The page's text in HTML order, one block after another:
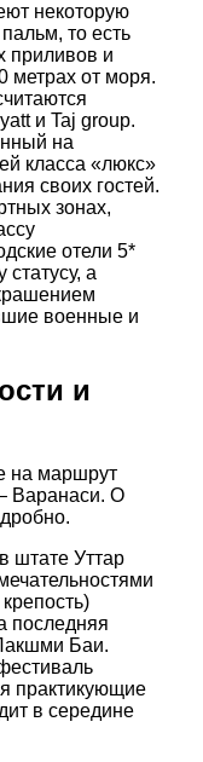
некоторую
то есть
приливов и
метрах от моря.
и Taj group.
на
класса «люкс»
своих гостей.
зонах,
отели 5*
а
военные и
и
на маршрут
Варанаси. О
штате Уттар
последняя
Баи.
практикующие
в середине